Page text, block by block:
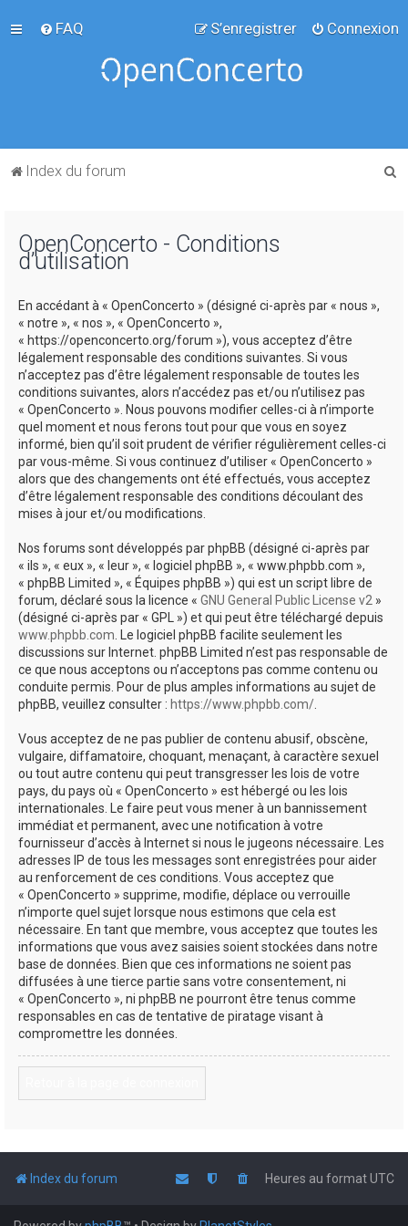
FAQ Connexion
S’enregistrer
Index du forum
OpenConcerto - Conditions
d’utilisation
En accédant à « OpenConcerto » (désigné ci-après par « nous »,
« notre », « nos », « OpenConcerto »,
« https://openconcerto.org/forum »), vous acceptez d’être
légalement responsable des conditions suivantes. Si vous
n’acceptez pas d’être légalement responsable de toutes les
conditions suivantes, alors n’accédez pas et/ou n’utilisez pas
« OpenConcerto ». Nous pouvons modifier celles-ci à n’importe
quel moment et nous ferons tout pour que vous en soyez
informé, bien qu’il soit prudent de vérifier régulièrement celles-ci
par vous-même. Si vous continuez d’utiliser « OpenConcerto »
alors que des changements ont été effectués, vous acceptez
d’être légalement responsable des conditions découlant des
mises à jour et/ou modifications.
Nos forums sont développés par phpBB (désigné ci-après par
« ils », « eux », « leur », « logiciel phpBB », « www.phpbb.com »,
« phpBB Limited », « Équipes phpBB ») qui est un script libre de
forum, déclaré sous la licence « GNU General Public License v2 »
(désigné ci-après par « GPL ») et qui peut être téléchargé depuis
www.phpbb.com. Le logiciel phpBB facilite seulement les
discussions sur Internet. phpBB Limited n’est pas responsable de
ce que nous acceptons ou n’acceptons pas comme contenu ou
conduite permis. Pour de plus amples informations au sujet de
phpBB, veuillez consulter : https://www.phpbb.com/.
Vous acceptez de ne pas publier de contenu abusif, obscène,
vulgaire, diffamatoire, choquant, menaçant, à caractère sexuel
ou tout autre contenu qui peut transgresser les lois de votre
pays, du pays où « OpenConcerto » est hébergé ou les lois
internationales. Le faire peut vous mener à un bannissement
immédiat et permanent, avec une notification à votre
fournisseur d’accès à Internet si nous le jugeons nécessaire. Les
adresses IP de tous les messages sont enregistrées pour aider
au renforcement de ces conditions. Vous acceptez que
« OpenConcerto » supprime, modifie, déplace ou verrouille
n’importe quel sujet lorsque nous estimons que cela est
nécessaire. En tant que membre, vous acceptez que toutes les
informations que vous avez saisies soient stockées dans notre
base de données. Bien que ces informations ne soient pas
diffusées à une tierce partie sans votre consentement, ni
« OpenConcerto », ni phpBB ne pourront être tenus comme
responsables en cas de tentative de piratage visant à
compromettre les données.
Index du forum Heures au formatUTC